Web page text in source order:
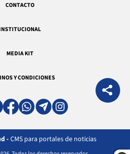
CONTACTO
INSTITUCIONAL
MEDIA KIT
Y CONDICIONES
-CMS para portales de noticias